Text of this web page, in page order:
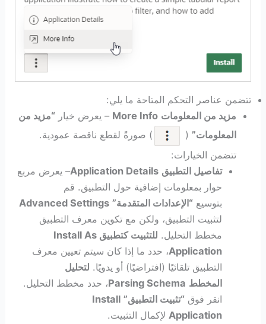
تتضمن عناصر التحكم المتاحة ما يلي:
مزيد من المعلومات More Info – يعرض خيار “مزيد من
المعلومات”(
) صورةً لقطع ناقصة عمودية.
تتضمن الخيارات:
تفاصيل التطبيق Application Details– يعرض مربع
حوار بمعلومات إضافية حول التطبيق. قم
بتوسيع“الإعدادات المتقدمة” Advanced Settings
لتثبيت التطبيق، ولكن مع تكوين معرف التطبيق
مخطط التحليل.
للتثبيت كتطبيق Install As
Application، حدد ما إذا كان سيتم تعيين معرف
التطبيق تلقائيًا (افتراضيًا) أو يدويًا. لتحليل
المخطط Parsing Schema، حدد مخطط التحليل.
انقر فوق“تثبيت التطبيق” Install
Application لإكمال التثبيت.